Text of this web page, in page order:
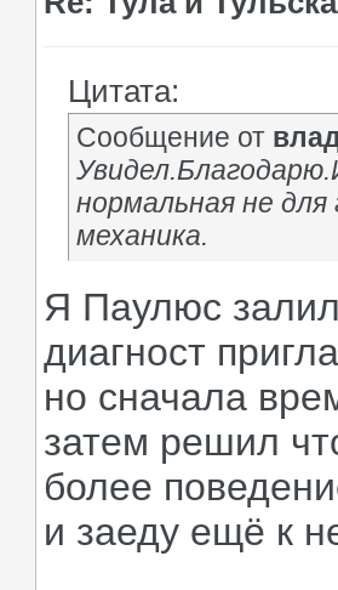
Цитата:
Сообщение от
нормальная не
механика.
Я Паулюс
диагност
но сначала
затем решил
более
и заеду ещё к